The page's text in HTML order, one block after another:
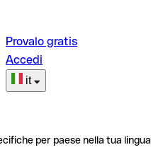
Provalo gratis
Accedi
it
per paese nella tua lingua